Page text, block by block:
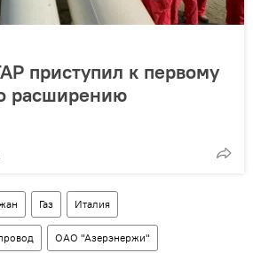
приступил к первому
расширению
Газ Италия
ОАО "Азерэнержи"